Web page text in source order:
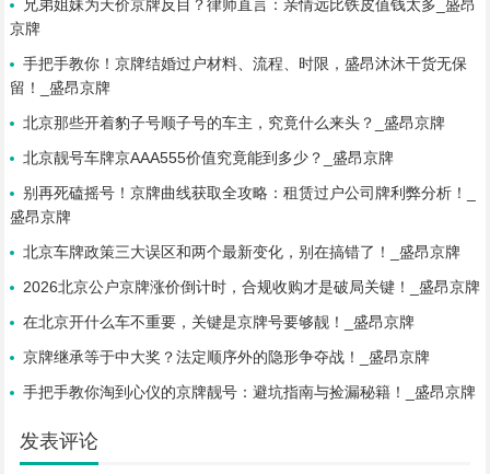
兄弟姐妹为天价京牌反目？律师直言：亲情远比铁皮值钱太多_盛昂
京牌
手把手教你！京牌结婚过户材料、流程、时限，盛昂沐沐干货无保
留！_盛昂京牌
北京那些开着豹子号顺子号的车主，究竟什么来头？_盛昂京牌
北京靓号车牌京AAA555价值究竟能到多少？_盛昂京牌
别再死磕摇号！京牌曲线获取全攻略：租赁过户公司牌利弊分析！_
盛昂京牌
北京车牌政策三大误区和两个最新变化，别在搞错了！_盛昂京牌
2026北京公户京牌涨价倒计时，合规收购才是破局关键！_盛昂京牌
在北京开什么车不重要，关键是京牌号要够靓！_盛昂京牌
京牌继承等于中大奖？法定顺序外的隐形争夺战！_盛昂京牌
手把手教你淘到心仪的京牌靓号：避坑指南与捡漏秘籍！_盛昂京牌
发表评论